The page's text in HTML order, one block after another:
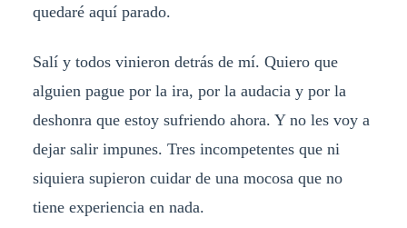
quedaré aquí parado.
Salí y todos vinieron detrás de mí. Quiero que
alguien pague por la ira, por la audacia y por la
deshonra que estoy sufriendo ahora. Y no les voy a
dejar salir impunes. Tres incompetentes que ni
siquiera supieron cuidar de una mocosa que no
tiene experiencia en nada.